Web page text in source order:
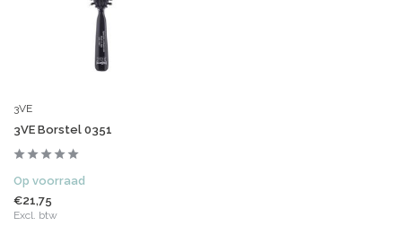
3VE
3VE Borstel 0351
Op voorraad
€21,75
Excl. btw